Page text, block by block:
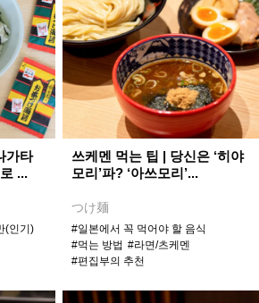
가타
...
(인기)
쓰케멘 먹는 팁 | 당신은 ‘히야
모리’파? ‘아쓰모리’...
つけ麺
#일본에서 꼭 먹어야 할 음식
#먹는 방법 #라면/츠케멘
#편집부의 추천